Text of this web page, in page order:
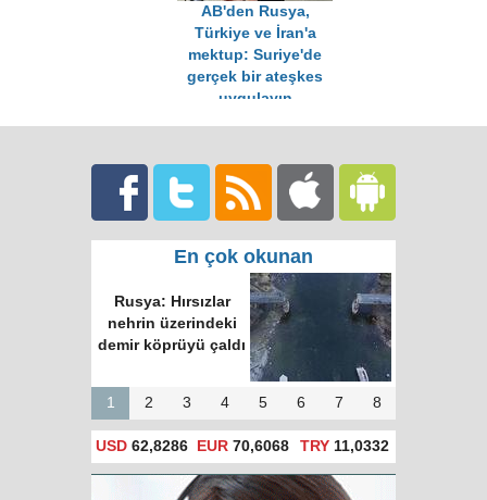
AB'den Rusya,
Türkiye ve İran'a
mektup: Suriye'de
gerçek bir ateşkes
uygulayın
En çok okunan
Rusya: Hırsızlar
nehrin üzerindeki
demir köprüyü çaldı
1 2 3 4 5 6 7 8
USD 62,8286 EUR 70,6068 TRY 11,0332